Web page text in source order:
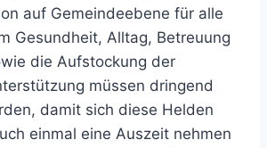
auf Gemeindeebene für alle
Gesundheit, Alltag, Betreuung
die Aufstockung der
müssen dringend
damit sich diese Helden
einmal eine Auszeit nehmen